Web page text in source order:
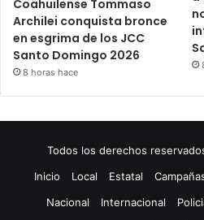
Coahuilense Tommaso
Archilei conquista bronce
en esgrima de los JCC
Santo Domingo 2026
8 horas hace
Todos los derechos
Inicio
Local Estatal
Nacional
Internacional